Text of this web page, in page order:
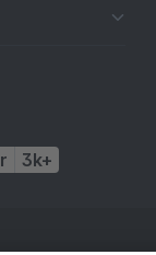
3k+